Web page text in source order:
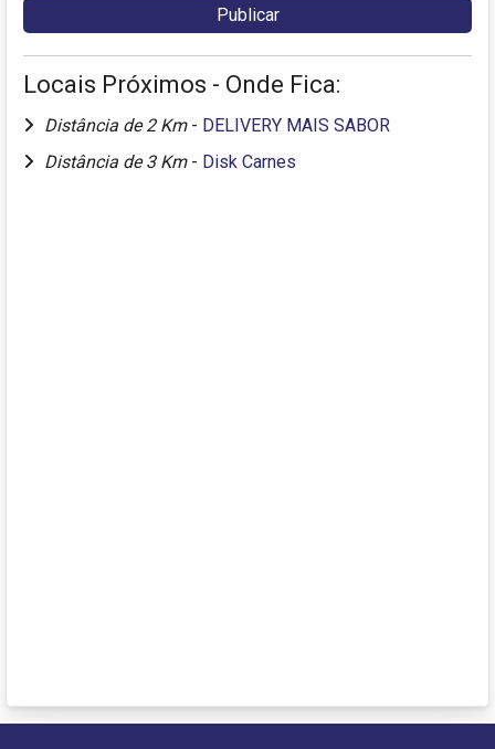
Locais Próximos - Onde Fica:
Distância de 2 Km - DELIVERY MAIS SABOR
Distância de 3 Km - Disk Carnes